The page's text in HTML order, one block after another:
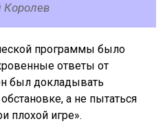
Королев
программы было
ответы от
был докладывать
а не пытаться
плохой игре».